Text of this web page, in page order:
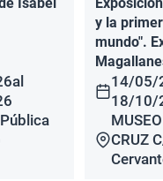
al
y la
mundo".
14/05/
18/10/
CRUZ